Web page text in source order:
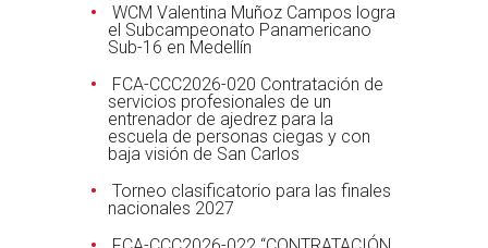
WCM Valentina Muñoz Campos logra
el Subcampeonato Panamericano
Sub-16 en Medellín
FCA-CCC2026-020 Contratación de
servicios profesionales de un
entrenador de ajedrez para la
escuela de personas ciegas y con
baja visión de San Carlos
Torneo clasificatorio para las finales
nacionales 2027